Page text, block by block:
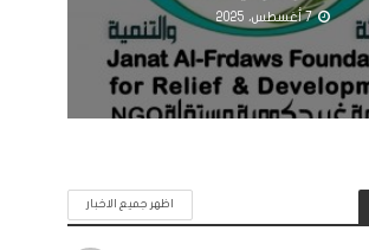
7 أغسطس، 2025
اظهر جميع الاخبار